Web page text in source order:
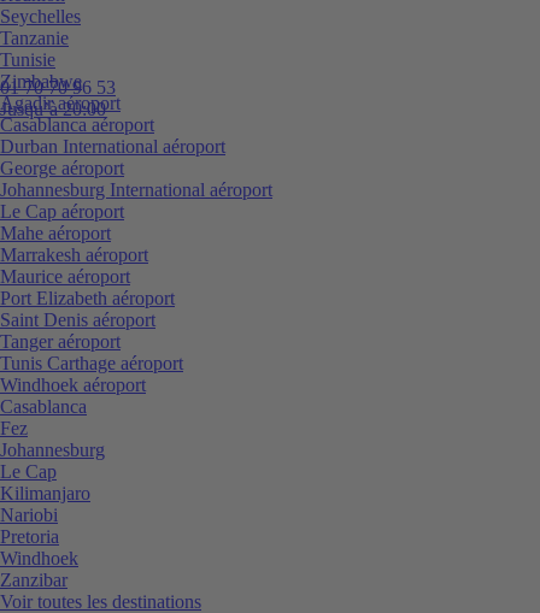
01 70 70 96 53
Jusqu’à 20:00
Seychelles
Tanzanie
Tunisie
Zimbabwe
Agadir aéroport
Casablanca aéroport
Durban International aéroport
George aéroport
Johannesburg International aéroport
Le Cap aéroport
Mahe aéroport
Marrakesh aéroport
Maurice aéroport
Port Elizabeth aéroport
Saint Denis aéroport
Tanger aéroport
Tunis Carthage aéroport
Windhoek aéroport
Casablanca
Fez
Johannesburg
Le Cap
Kilimanjaro
Nariobi
Pretoria
Windhoek
Zanzibar
Voir toutes les destinations